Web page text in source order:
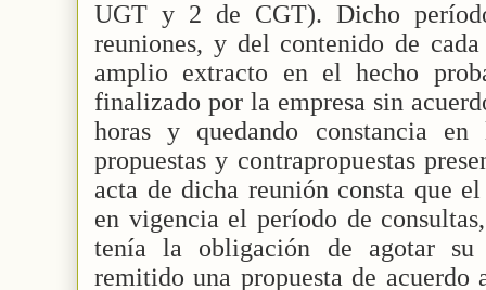
UGT y 2 de CGT). Dicho
reuniones, y del contenido de
amplio extracto en el hecho
finalizado por la empresa sin
horas y quedando constancia
propuestas y contrapropuestas
acta de dicha reunión consta que
en vigencia el período de
tenía la obligación de agotar su
remitido una propuesta de acuerdo